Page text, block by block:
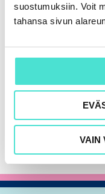
suostumuksiin. Voit
tahansa sivun
VAIN